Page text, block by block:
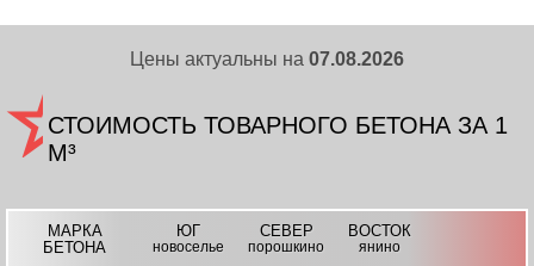
Цены актуальны на 07.08.2026
СТОИМОСТЬ ТОВАРНОГО БЕТОНА ЗА 1
М³
МАРКА
БЕТОНА
ЮГ
новоселье
СЕВЕР
порошкино
ВОСТОК
янино